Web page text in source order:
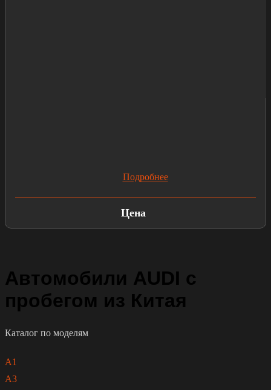
Подробнее
Цена
Автомобили AUDI с
пробегом из Китая
Каталог по моделям
A1
A3